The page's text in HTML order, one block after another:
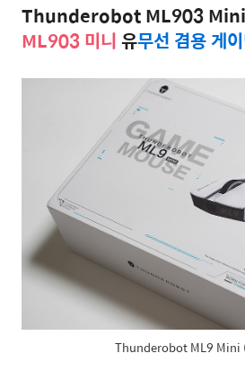
Thunderobot ML903
ML903 미니유무선 겸용 게
Thunderobot ML9 Mini